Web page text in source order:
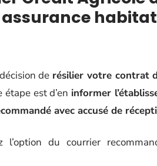
de résilier votre contrat
est d’en informer
avec accusé de
l’option du courrier